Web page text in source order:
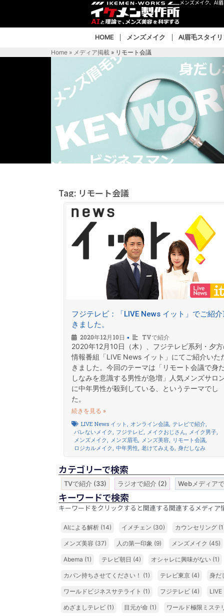
メンズメイク、AI
HOME メンズメイク
AI眉毛スタイ
Home » メディア掲載 » リモート会議
Tag: リモート会議
フジテレビ：「LIVE News イット」でご紹
きました。
2020年12月10日 • TVで紹介
2020年12月10日（木）、フジテレビ系列・夕
情報番組「LIVE News イット」にてご紹介いた
きました。今回のテーマは「リモート会議で身
しなみを意識する男性が急増」人気メンズサロ
に中年男性が殺到している、というテーマでし
た。
続きを見る »
LIVE News イット オンライン会議, テレビで紹介,
バレないメイク
フジテレビ メイクおじさん メイク男子
メンズメイク
メンズ眉毛 メンズ美容 リモート会議
ロジカルメイク 中年男性 老けてみえる 身だしなみ
カテゴリーで検索
TVで紹介 (33) ラジオで紹介 (2) Webメディア
キーワードで検索
キーワードをクリックすると関連する関連するメディア
AIによる解析 (14) イメチェン (30) カウンセリング
メンズ美容 (37) 人の第一印象 (9) メンズメイク (45)
Abema (1) テレビ朝日 (4) オシャレに興味がない (1)
カバン持ちさせてください！ (1) テレビ東京 (4) 身だ
ワールドビジネスサテライト (1) フジテレビ (4)
めざましテレビ (1) 目元が命 (1) ワールド極限ミステ